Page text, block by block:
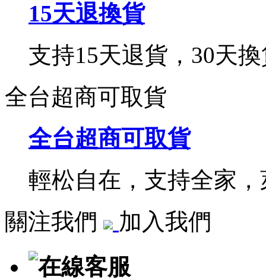
15天退換貨
支持15天退貨，30天
全台超商可取貨
全台超商可取貨
輕松自在，支持全家
關注我們
加入我們
在線客服